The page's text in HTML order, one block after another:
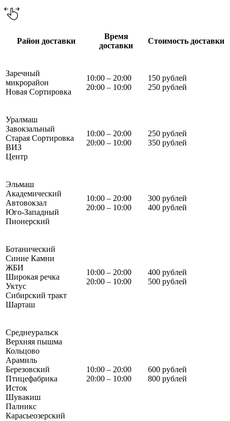
Район доставки
Время
доставки
Стоимость доставки
Заречный
микрорайон
Новая Сортировка
10:00 – 20:00
20:00 – 10:00
150 рублей
250 рублей
Уралмаш
Завокзальный
Старая Сортировка
ВИЗ
Центр
10:00 – 20:00
20:00 – 10:00
250 рублей
350 рублей
Эльмаш
Академический
Автовокзал
Юго-Западный
Пионерский
10:00 – 20:00
20:00 – 10:00
300 рублей
400 рублей
Ботанический
Синие Камни
ЖБИ
Широкая речка
Уктус
Сибирский тракт
Шарташ
10:00 – 20:00
20:00 – 10:00
400 рублей
500 рублей
Среднеуральск
Верхняя пышма
Кольцово
Арамиль
Березовский
Птицефабрика
Исток
Шувакиш
Палникс
Карасьеозерский
10:00 – 20:00
20:00 – 10:00
600 рублей
800 рублей